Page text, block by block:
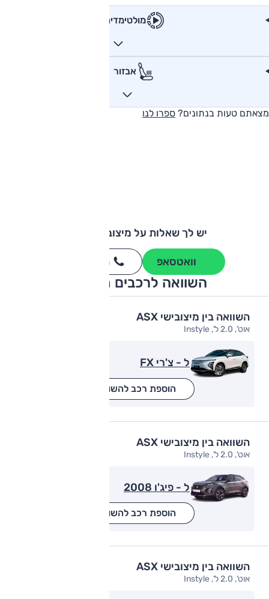
מולטימדיה
אבזור
מצאתם טעות בנתונים? ספרו לנו
יש לך שאלות על מיצובישי ASX?
וואטסאפ חייגו
השוואה לרכבים מתחרים
השוואה בין מיצובישי ASX
אוט', 2.0 ל', Instyle
ל - צ'רי FX
הוספת רכב להשוואה
השוואה בין מיצובישי ASX
אוט', 2.0 ל', Instyle
ל - פיג'ו 2008
הוספת רכב להשוואה
השוואה בין מיצובישי ASX
אוט', 2.0 ל', Instyle